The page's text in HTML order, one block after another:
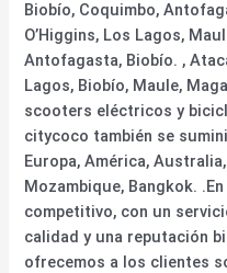
Biobío, Coquimbo,
O’Higgins, Los Lagos,
Antofagasta, Biobío. ,
Lagos, Biobío, Maule,
scooters eléctricos y
citycoco también se
Europa, América,
Mozambique, Bangkok.
competitivo, con un
calidad y una reputación
ofrecemos a los clientes